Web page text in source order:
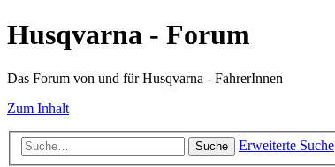
Husqvarna - Forum
Das Forum von und für Husqvarna - FahrerInnen
Zum Inhalt
Suche Erweiterte Suche